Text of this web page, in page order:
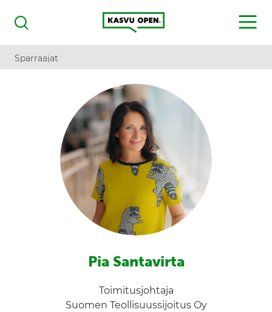
Haku
Kasvu Open
MENU
Sparraajat
Pia Santavirta
Toimitusjohtaja
Suomen Teollisuussijoitus Oy